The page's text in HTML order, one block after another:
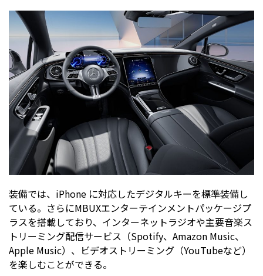
装備では、iPhone に対応したデジタルキーを標準装備し
ている。さらにMBUXエンターテインメントパッケージプ
ラスを搭載しており、インターネットラジオや主要音楽ス
トリーミング配信サービス（Spotify、Amazon Music、
Apple Music）、ビデオストリーミング（YouTubeなど）
を楽しむことができる。